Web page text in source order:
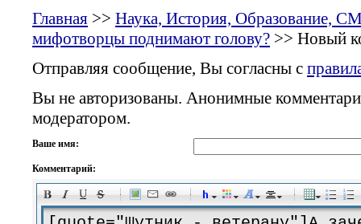
Главная >> Наука, История, Образование,
мифотворцы поднимают голову? >> Новый
Отправляя сообщение, Вы согласны с
Вы не авторизованы. Анонимные
модератором.
Ваше имя:
Комментарий:
-
-
-
-
-
-
-
-